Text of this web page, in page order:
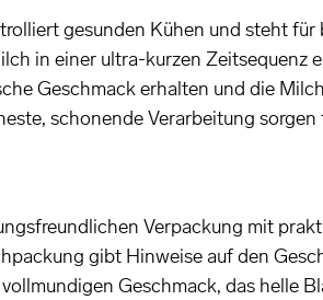
gesunden Kühen und steht für
in einer ultra-kurzen Zeitsequenz
Geschmack erhalten und die
schonende Verarbeitung sorgen
Verpackung mit
gibt Hinweise auf den
Geschmack, das helle